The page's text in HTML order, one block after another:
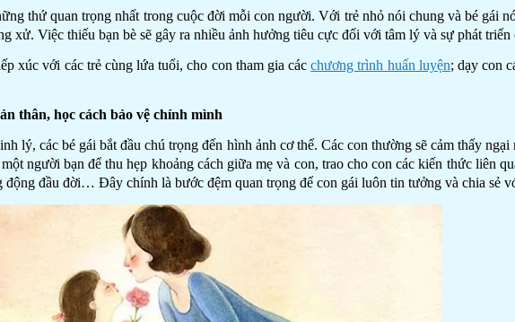
thứ quan trọng nhất trong cuộc đời mỗi con người. Với trẻ nhỏ nói chung và bé gái
xử. Việc thiếu bạn bè sẽ gây ra nhiều ảnh hưởng tiêu cực đối với tâm lý và sự phát triển
xúc với các trẻ cùng lứa tuổi, cho con tham gia cácchương trình huấn luyện; dạy con
thân, học cách bảo vệ chính mình
lý, các bé gái bắt đầu chú trọng đến hình ảnh cơ thể. Các con thường sẽ cảm thấy
người bạn để thu hẹp khoảng cách giữa mẹ và con, trao cho con các kiến thức liên
đầu đời… Đây chính là bước đệm quan trọng để con gái luôn tin tưởng và chia sẻ